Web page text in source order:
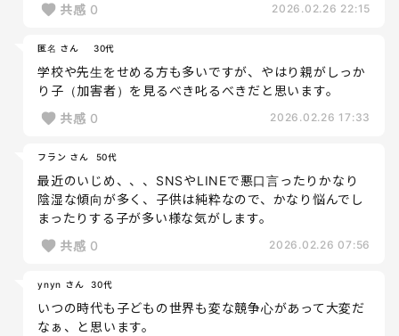
共感 0 2026.02.26 22:15
匿名 さん 30代
学校や先生をせめる方も多いですが、やはり親がしっか
り子（加害者）を見るべき叱るべきだと思います。
共感 0 2026.02.26 17:33
フラン さん 50代
最近のいじめ、、、SNSやLINEで悪口言ったりかなり
陰湿な傾向が多く、子供は純粋なので、かなり悩んでし
まったりする子が多い様な気がします。
共感 0 2026.02.26 07:56
ynyn さん 30代
いつの時代も子どもの世界も変な競争心があって大変だ
なぁ、と思います。